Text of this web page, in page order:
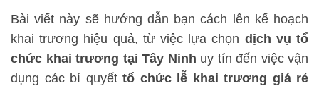
Bài viết này sẽ hướng dẫn bạn cách lên kế hoạch
khai trương hiệu quả, từ việc lựa chọn dịch vụ tổ
chức khai trương tại Tây Ninh uy tín đến việc vận
dụng các bí quyết tổ chức lễ khai trương giá rẻ